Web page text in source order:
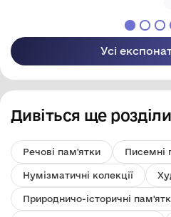
Усі
Дивіться ще розділи
Речові пам'ятки Писемні
Нумізматичні колекції
Природничо-історичні